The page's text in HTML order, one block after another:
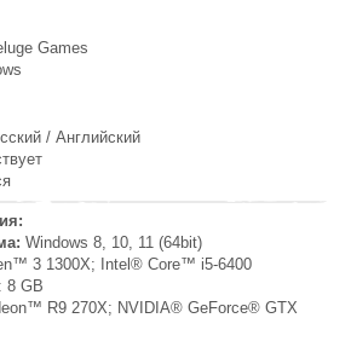
Games
/ Английский
Windows 8, 10, 11 (64bit)
3 1300X; Intel® Core™ i5-6400
: 8 GB
R9 270X; NVIDIA® GeForce® GTX